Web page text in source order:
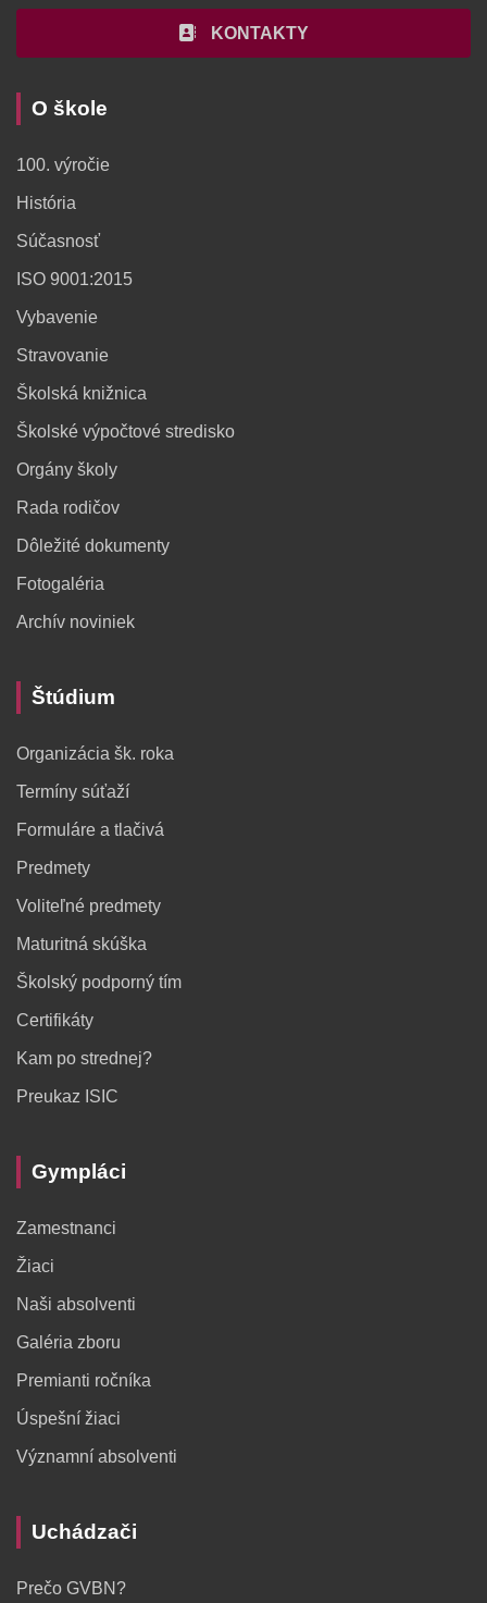
KONTAKTY
O škole
100. výročie
História
Súčasnosť
ISO 9001:2015
Vybavenie
Stravovanie
Školská knižnica
Školské výpočtové stredisko
Orgány školy
Rada rodičov
Dôležité dokumenty
Fotogaléria
Archív noviniek
Štúdium
Organizácia šk. roka
Termíny súťaží
Formuláre a tlačivá
Predmety
Voliteľné predmety
Maturitná skúška
Školský podporný tím
Certifikáty
Kam po strednej?
Preukaz ISIC
Gympláci
Zamestnanci
Žiaci
Naši absolventi
Galéria zboru
Premianti ročníka
Úspešní žiaci
Významní absolventi
Uchádzači
Prečo GVBN?